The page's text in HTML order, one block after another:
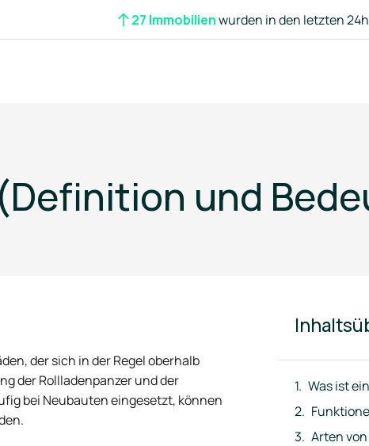
27 Immobilienwurden in den letzten
und
der sich in der Regel oberhalb
der Rollladenpanzer und der
bei Neubauten eingesetzt, können
Was ist
Arten